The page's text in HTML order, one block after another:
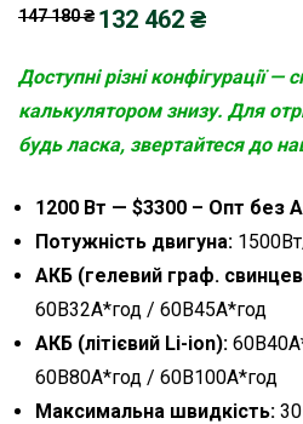
147 180₴ Оригінальна
ціна:
180,00 ₴.
132 462 ₴Поточна
ціна:
462,00 ₴.
Доступні різні конфігурації —
калькулятором знизу. Для
будь ласка, звертайтеся до
1200 Вт — $3300 – Опт без
Потужність двигуна:
АКБ (гелевий граф.
60В32А*год / 60В45А*год
АКБ (літієвий Li-ion):
60В80А*год / 60В100А*год
Максимальна швидкість: